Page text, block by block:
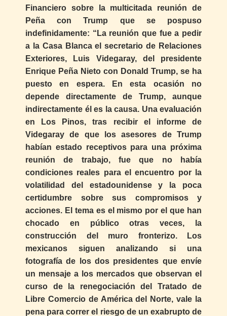
Financiero sobre la multicitada reunión de
Peña con Trump que se pospuso
indefinidamente: “La reunión que fue a pedir
a la Casa Blanca el secretario de Relaciones
Exteriores, Luis Videgaray, del presidente
Enrique Peña Nieto con Donald Trump, se ha
puesto en espera. En esta ocasión no
depende directamente de Trump, aunque
indirectamente él es la causa. Una evaluación
en Los Pinos, tras recibir el informe de
Videgaray de que los asesores de Trump
habían estado receptivos para una próxima
reunión de trabajo, fue que no había
condiciones reales para el encuentro por la
volatilidad del estadounidense y la poca
certidumbre sobre sus compromisos y
acciones. El tema es el mismo por el que han
chocado en público otras veces, la
construcción del muro fronterizo. Los
mexicanos siguen analizando si una
fotografía de los dos presidentes que envíe
un mensaje a los mercados que observan el
curso de la renegociación del Tratado de
Libre Comercio de América del Norte, vale la
pena para correr el riesgo de un exabrupto de